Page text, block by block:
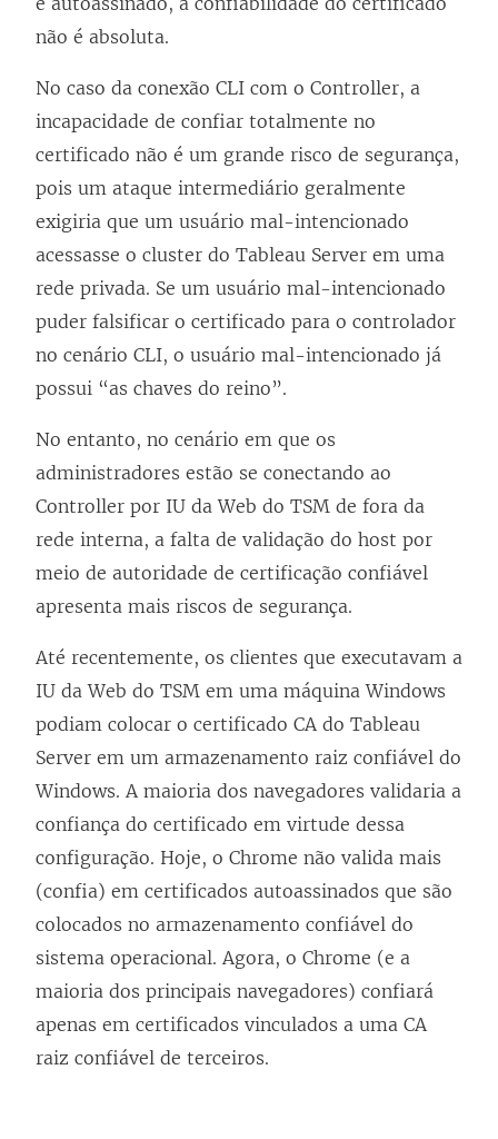
não é absoluta.
No caso da conexão CLI com o Controller, a
incapacidade de confiar totalmente no
certificado não é um grande risco de segurança,
pois um ataque intermediário geralmente
exigiria que um usuário mal-intencionado
acessasse o cluster do Tableau Server em uma
rede privada. Se um usuário mal-intencionado
puder falsificar o certificado para o controlador
no cenário CLI, o usuário mal-intencionado já
possui “as chaves do reino”.
No entanto, no cenário em que os
administradores estão se conectando ao
Controller por IU da Web do TSM de fora da
rede interna, a falta de validação do host por
meio de autoridade de certificação confiável
apresenta mais riscos de segurança.
Até recentemente, os clientes que executavam a
IU da Web do TSM em uma máquina Windows
podiam colocar o certificado CA do Tableau
Server em um armazenamento raiz confiável do
Windows. A maioria dos navegadores validaria a
confiança do certificado em virtude dessa
configuração. Hoje, o Chrome não valida mais
(confia) em certificados autoassinados que são
colocados no armazenamento confiável do
sistema operacional. Agora, o Chrome (e a
maioria dos principais navegadores) confiará
apenas em certificados vinculados a uma CA
raiz confiável de terceiros.